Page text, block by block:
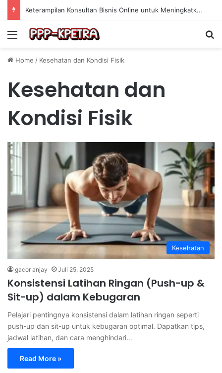
Keterampilan Konsultan Bisnis Online untuk Meningkatkan Pendapatan Berdasarkan Pengalaman Praktis
Menu
Home / Kesehatan dan Kondisi Fisik
Kesehatan dan
Kondisi Fisik
Kesehatan
gacor anjay Juli 25, 2025
Konsistensi Latihan Ringan (Push-up &
Sit-up) dalam Kebugaran
Pelajari pentingnya konsistensi dalam latihan ringan seperti
push-up dan sit-up untuk kebugaran optimal. Dapatkan tips,
jadwal latihan, dan cara menghindari…
Read More »